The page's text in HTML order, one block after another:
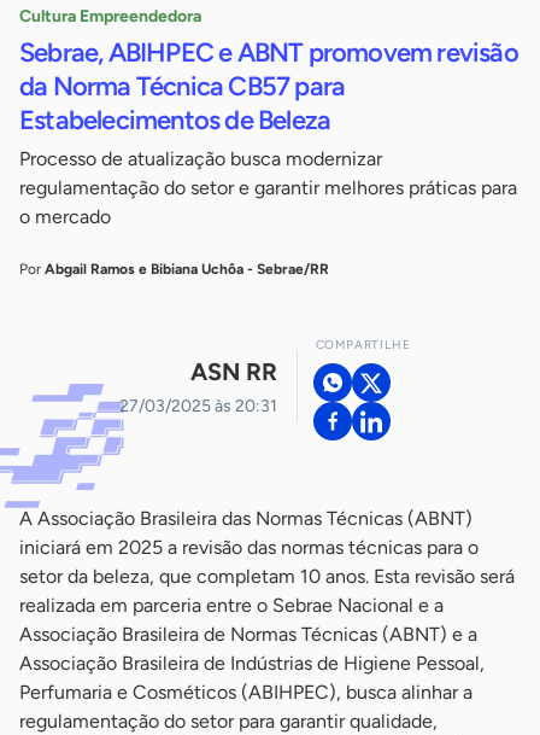
Cultura Empreendedora
Sebrae, ABIHPEC e ABNT promovem revisão
da Norma Técnica CB57 para
Estabelecimentos de Beleza
Processo de atualização busca modernizar
regulamentação do setor e garantir melhores práticas para
o mercado
Por Abgail Ramos e Bibiana Uchôa - Sebrae/RR
ASN RR
27/03/2025 às 20:31
COMPARTILHE
A Associação Brasileira das Normas Técnicas (ABNT)
iniciará em 2025 a revisão das normas técnicas para o
setor da beleza, que completam 10 anos. Esta revisão será
realizada em parceria entre o Sebrae Nacional e a
Associação Brasileira de Normas Técnicas (ABNT) e a
Associação Brasileira de Indústrias de Higiene Pessoal,
Perfumaria e Cosméticos (ABIHPEC), busca alinhar a
regulamentação do setor para garantir qualidade,